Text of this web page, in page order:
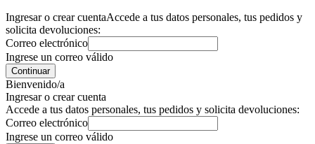
Ingresar o crear cuentaAccede a tus datos personales, tus pedidos y
solicita devoluciones:
Correo electrónico
Ingrese un correo válido
Continuar
Bienvenido/a
Ingresar o crear cuenta
Accede a tus datos personales, tus pedidos y solicita devoluciones:
Correo electrónico
Ingrese un correo válido